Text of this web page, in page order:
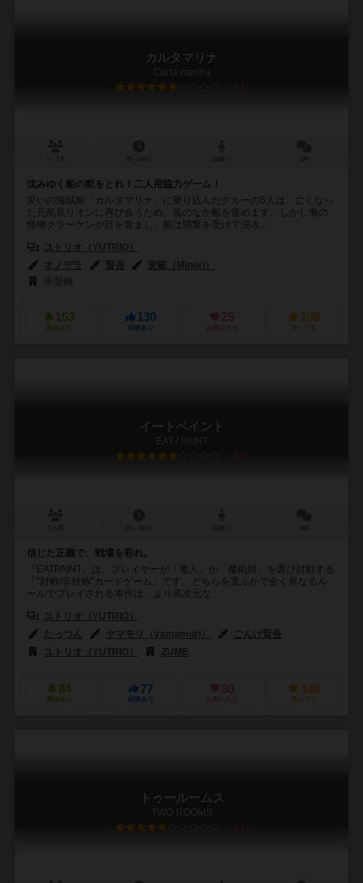
カルタマリナ
Carta marina
6.1
沈みゆく船の舵をとれ！二人用協力ゲーム！
災いの海賊船「カルタマリナ」に乗り込んだクルーの5人は、亡くなっ
た元船長リオンに再び会うため、嵐のなか船を進めます。しかし海の
怪物クラーケンが目を覚まし、船は襲撃を受けて浸水...
ユトリオ（YUTRIO）
オノデラ
賢吾
実範（Minori）
153
興味あり
130
経験あり
25
お気に入り
139
持ってる
イートペイント
EAT / PAINT
6.0
信じた正義で、戦場を彩れ。
『EATPAINT』は、プレイヤーが「竜人」か「魔術師」を選び対戦する
「”対称/非対称”カードゲーム」です。どちらを選ぶかで全く異なるル
ールでプレイされる本作は、より高次元な...
ユトリオ（YUTRIO）
たっつん
ヤマモリ（yamamori）
ごんけ賢吾
ユトリオ（YUTRIO）
ZUME
84
興味あり
77
経験あり
30
お気に入り
146
持ってる
トゥールームス
TWO ROOMS
5.9